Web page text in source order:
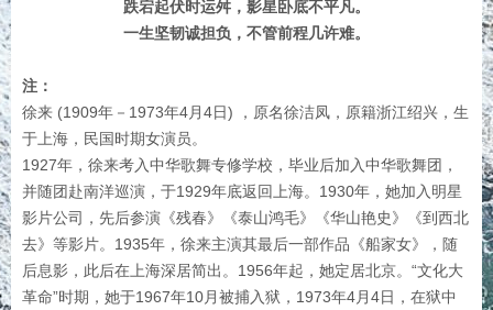
跌宕起伏时运舛，影星卧底不平凡。
一生坚韧诚担负，不管前程几许难。
注：
徐来 (1909年－1973年4月4日) ，原名徐洁凤，原籍浙江绍兴，生
于上海，民国时期女演员。
1927年，徐来考入中华歌舞专修学校，毕业后加入中华歌舞团，
并随团赴南洋巡演，于1929年底返回上海。1930年，她加入明星
影片公司，先后参演《残春》《泰山鸿毛》《华山艳史》《到西北
去》等影片。1935年，徐来主演其最后一部作品《船家女》，随
后息影，此后在上海深居简出。1956年起，她定居北京。“文化大
革命”时期，她于1967年10月被捕入狱，1973年4月4日，在狱中